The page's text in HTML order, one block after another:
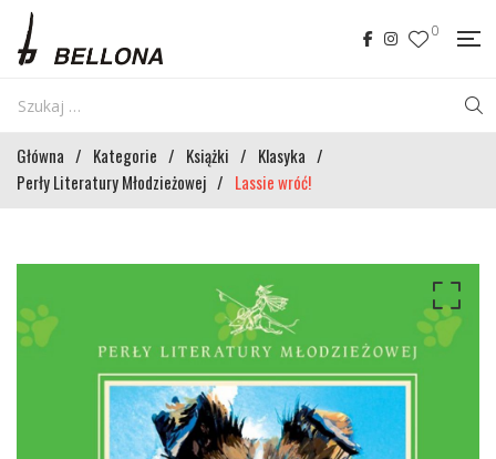
0
Główna / Kategorie / Książki / Klasyka /
Perły Literatury Młodzieżowej / Lassie wróć!